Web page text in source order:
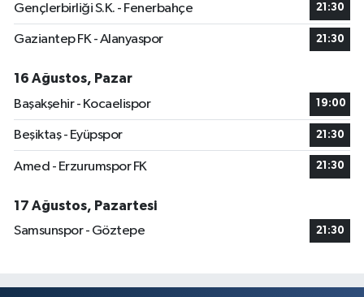
Gençlerbirliği S.K. - Fenerbahçe 21:30
Gaziantep FK - Alanyaspor 21:30
16 Ağustos, Pazar
Başakşehir - Kocaelispor
19:00
Beşiktaş - Eyüpspor 21:30
Amed - Erzurumspor FK 21:30
17 Ağustos, Pazartesi
Samsunspor - Göztepe
21:30